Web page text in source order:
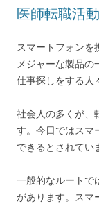
医師転職活
スマートフォンを
メジャーな製品
仕事探しをする人
社会人の多くが、
す。今日ではスマ
できるとされてい
一般的なルートで
があります。スマ